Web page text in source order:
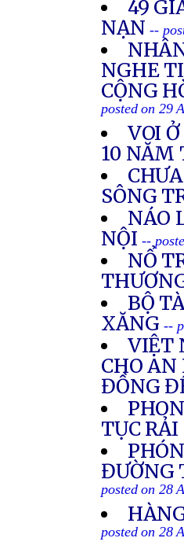
49
NẠN--
NGHE
CỘNG
posted on 29
VOI
10 NĂM
SÔNG
NÁO
NỘI--
NỔ
BỘ
XĂNG --
VIỆT
CHO AN
ĐỒNG
TỤC
ĐƯỜNG
posted on 28
posted on 28